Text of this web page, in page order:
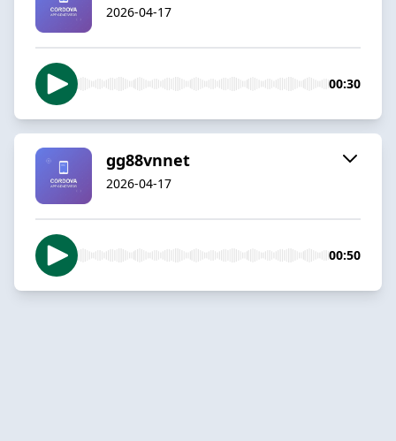
2026-04-17
00:30
gg88vnnet
2026-04-17
00:50